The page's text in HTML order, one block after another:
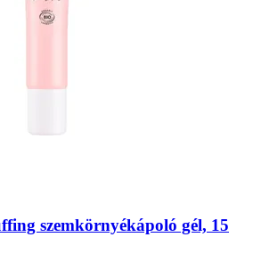
szemkörnyékápoló gél, 15